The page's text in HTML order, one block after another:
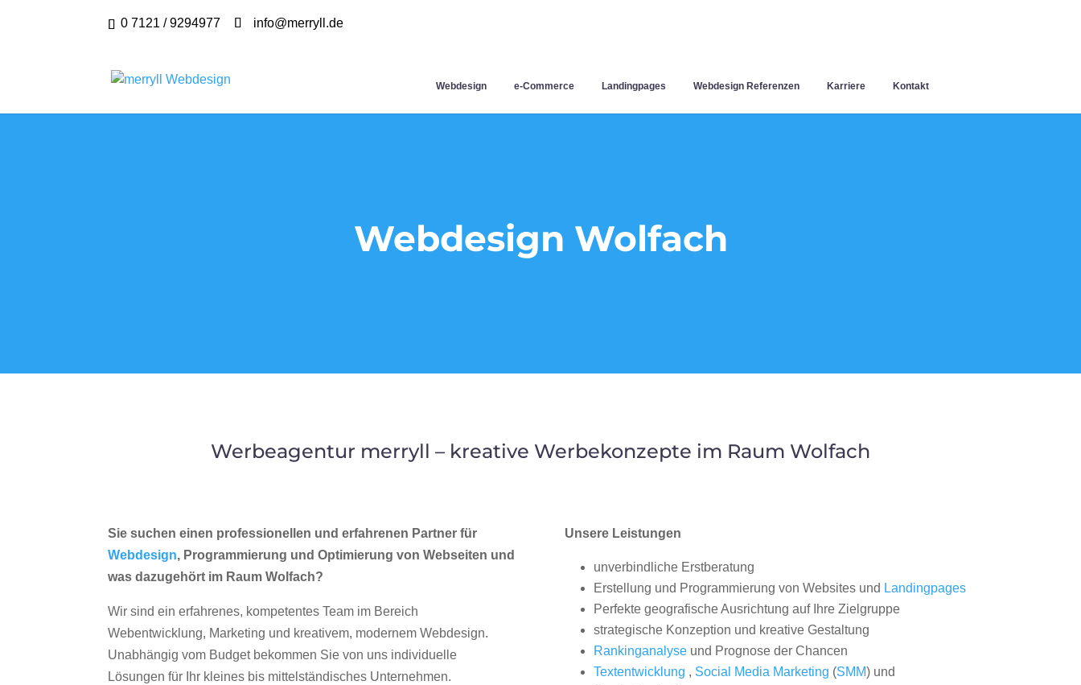
0 7121 / 9294977 info@merryll.de
Webdesign e-Commerce Landingpages Webdesign Referenzen Karriere Kontakt
Webdesign Wolfach
Werbeagentur merryll – kreative Werbekonzepte im Raum Wolfach
Sie suchen einen professionellen und erfahrenen Partner für
Webdesign, Programmierung und Optimierung von Webseiten und
was dazugehört im Raum Wolfach?
Wir sind ein erfahrenes, kompetentes Team im Bereich
Webentwicklung, Marketing und kreativem, modernem Webdesign.
Unabhängig vom Budget bekommen Sie von uns individuelle
Lösungen für Ihr kleines bis mittelständisches Unternehmen.
Unsere Leistungen
unverbindliche Erstberatung
Erstellung und Programmierung von Websites und Landingpages
Perfekte geografische Ausrichtung auf Ihre Zielgruppe
strategische Konzeption und kreative Gestaltung
Rankinganalyseund Prognose der Chancen
Textentwicklung , Social Media Marketing (SMM) und